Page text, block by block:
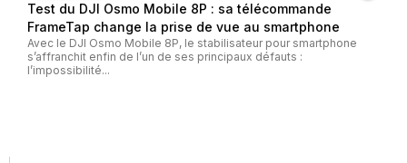
Test du DJI Osmo Mobile 8P : sa télécommande
FrameTap change la prise de vue au smartphone
Avec le DJI Osmo Mobile 8P, le stabilisateur pour smartphone
s’affranchit enfin de l’un de ses principaux défauts :
l’impossibilité...